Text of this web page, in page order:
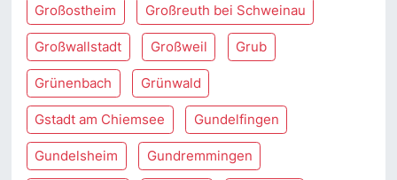
Großostheim Großreuth bei Schweinau
Großwallstadt Großweil Grub
Grünenbach Grünwald
Gstadt am Chiemsee Gundelfingen
Gundelsheim Gundremmingen